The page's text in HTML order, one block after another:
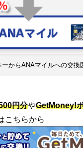
ーからANAマイルへの交換
円分やGetMoney!
こちらから